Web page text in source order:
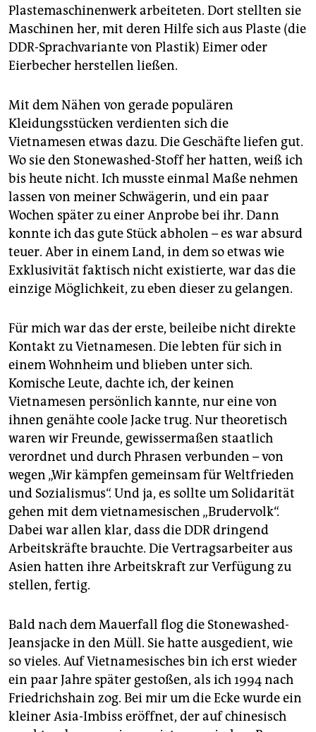
Plastemaschinenwerk arbeiteten. Dort stellten sie
Maschinen her, mit deren Hilfe sich aus Plaste (die
DDR-Sprachvariante von Plastik) Eimer oder
Eierbecher herstellen ließen.
Mit dem Nähen von gerade populären
Kleidungsstücken verdienten sich die
Vietnamesen etwas dazu. Die Geschäfte liefen gut.
Wo sie den Stonewashed-Stoff her hatten, weiß ich
bis heute nicht. Ich musste einmal Maße nehmen
lassen von meiner Schwägerin, und ein paar
Wochen später zu einer Anprobe bei ihr. Dann
konnte ich das gute Stück abholen – es war absurd
teuer. Aber in einem Land, in dem so etwas wie
Exklusivität faktisch nicht existierte, war das die
einzige Möglichkeit, zu eben dieser zu gelangen.
Für mich war das der erste, beileibe nicht direkte
Kontakt zu Vietnamesen. Die lebten für sich in
einem Wohnheim und blieben unter sich.
Komische Leute, dachte ich, der keinen
Vietnamesen persönlich kannte, nur eine von
ihnen genähte coole Jacke trug. Nur theoretisch
waren wir Freunde, gewissermaßen staatlich
verordnet und durch Phrasen verbunden – von
wegen „Wir kämpfen gemeinsam für Weltfrieden
und Sozialismus“. Und ja, es sollte um Solidarität
gehen mit dem vietnamesischen „Brudervolk“.
Dabei war allen klar, dass die DDR dringend
Arbeitskräfte brauchte. Die Vertragsarbeiter aus
Asien hatten ihre Arbeitskraft zur Verfügung zu
stellen, fertig.
Bald nach dem Mauerfall flog die Stonewashed-
Jeansjacke in den Müll. Sie hatte ausgedient, wie
so vieles. Auf Vietnamesisches bin ich erst wieder
ein paar Jahre später gestoßen, als ich 1994 nach
Friedrichshain zog. Bei mir um die Ecke wurde ein
kleiner Asia-Imbiss eröffnet, der auf chinesisch